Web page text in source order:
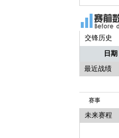
交锋历史
日期
最近战绩
赛事
未来赛程